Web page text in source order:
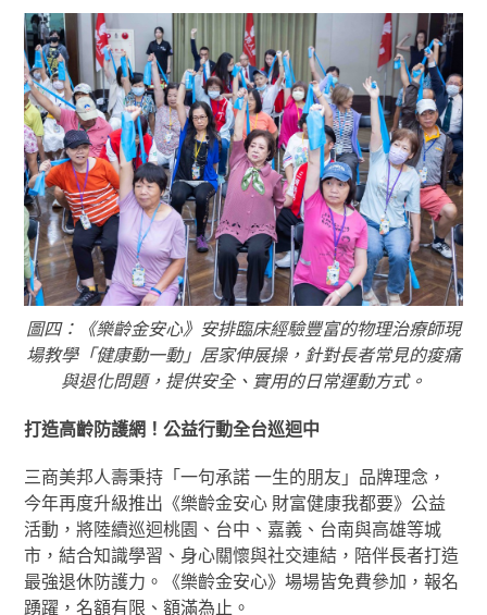
圖四：《樂齡金安心》安排臨床經驗豐富的物理治療師現
場教學「健康動一動」居家伸展操，針對長者常見的痠痛
與退化問題，提供安全、實用的日常運動方式。
打造高齡防護網！公益行動全台巡迴中
三商美邦人壽秉持「一句承諾 一生的朋友」品牌理念，
今年再度升級推出《樂齡金安心 財富健康我都要》公益
活動，將陸續巡迴桃園、台中、嘉義、台南與高雄等城
市，結合知識學習、身心關懷與社交連結，陪伴長者打造
最強退休防護力。《樂齡金安心》場場皆免費參加，報名
踴躍，名額有限、額滿為止。